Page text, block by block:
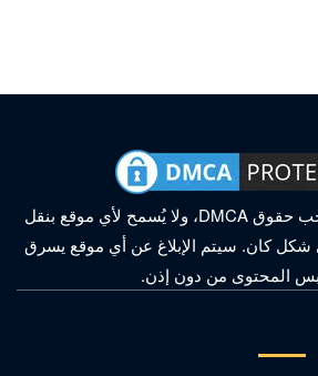
هذا الموقع محمي بموجب حقوق DMCA، ولا يُسمح لأي موقع بنقل
كان. سيتم الإبلاغ عن أي موقع يسرق
المحتوى من دون إذن.